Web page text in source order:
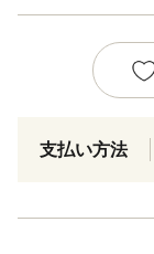
支払い方法